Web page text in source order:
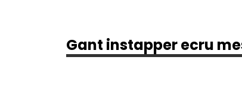
Gant instapper ecru